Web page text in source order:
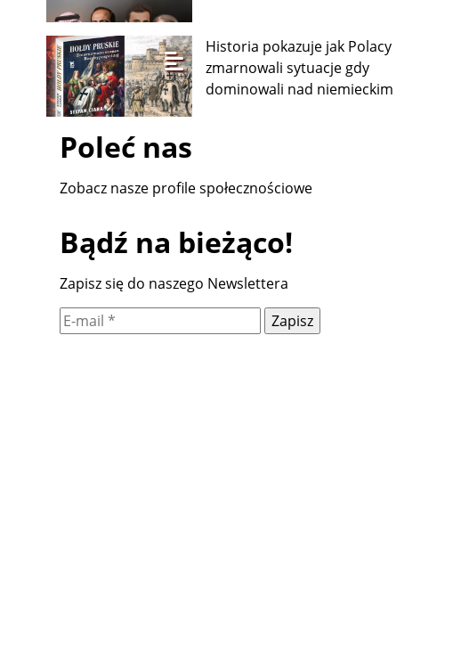
Historia pokazuje jak Polacy
zmarnowali sytuacje gdy
dominowali nad niemieckim
Poleć nas
Zobacz nasze profile społecznościowe
Bądź na bieżąco!
Zapisz się do naszego Newslettera